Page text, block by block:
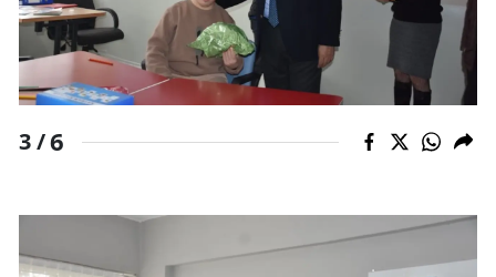
Tunceli
Şanlıurfa
Yozgat
Zonguldak
3 /6